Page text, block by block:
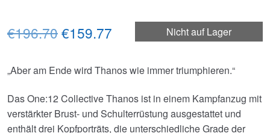
Nicht auf Lager
€196.70Ursprünglicher
war:
€196.70
€159.77
ist:
€159.77.
„Aber am Ende wird Thanos wie immer triumphieren.“
Das One:12 Collective Thanos ist in einem Kampfanzug mit
verstärkter Brust- und Schulterrüstung ausgestattet und
enthält drei Kopfporträts, die unterschiedliche Grade der